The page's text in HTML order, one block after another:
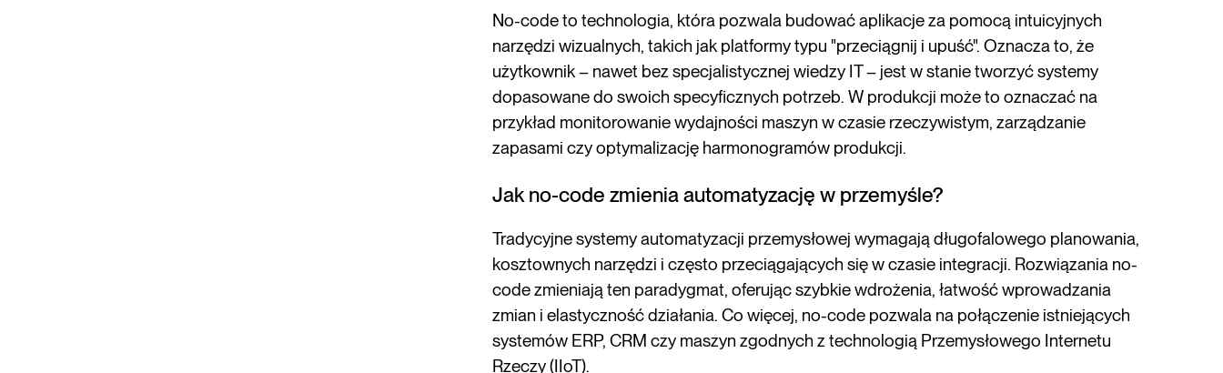
No-code to technologia, która pozwala budować aplikacje za pomocą intuicyjnych
narzędzi wizualnych, takich jak platformy typu "przeciągnij i upuść". Oznacza to, że
użytkownik – nawet bez specjalistycznej wiedzy IT – jest w stanie tworzyć systemy
dopasowane do swoich specyficznych potrzeb. W produkcji może to oznaczać na
przykład monitorowanie wydajności maszyn w czasie rzeczywistym, zarządzanie
zapasami czy optymalizację harmonogramów produkcji.
Jak no-code zmienia automatyzację w przemyśle?
Tradycyjne systemy automatyzacji przemysłowej wymagają długofalowego planowania,
kosztownych narzędzi i często przeciągających się w czasie integracji. Rozwiązania no-
code zmieniają ten paradygmat, oferując szybkie wdrożenia, łatwość wprowadzania
zmian i elastyczność działania. Co więcej, no-code pozwala na połączenie istniejących
systemów ERP, CRM czy maszyn zgodnych z technologią Przemysłowego Internetu
Rzeczy (IIoT).